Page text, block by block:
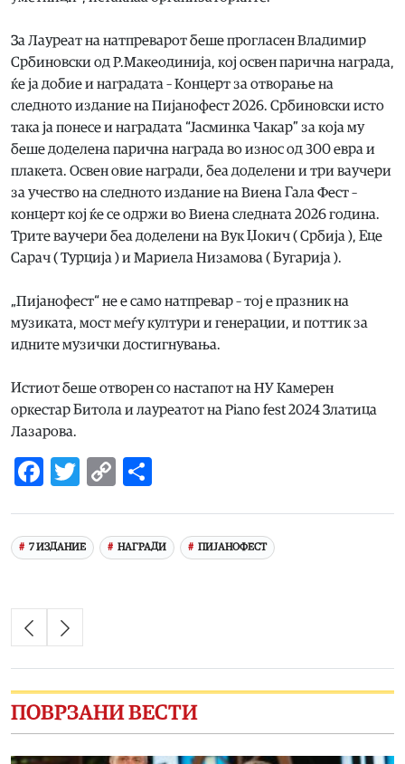
За Лауреат на натпреварот беше прогласен Владимир
Србиновски од Р.Макеодинија, кој освен парична награда,
ќе ја добие и наградата – Концерт за отворање на
следното издание на Пијанофест 2026. Србиновски исто
така ја понесе и наградата “Јасминка Чакар” за која му
беше доделена парична награда во износ од 300 евра и
плакета. Освен овие награди, беа доделени и три ваучери
за учество на следното издание на Виена Гала Фест –
концерт кој ќе се одржи во Виена следната 2026 година.
Трите ваучери беа доделени на Вук Џокич ( Србија ), Еце
Сарач ( Турција ) и Мариела Низамова ( Бугарија ).
„Пијанофест“ не е само натпревар – тој е празник на
музиката, мост меѓу култури и генерации, и поттик за
идните музички достигнувања.
Истиот беше отворен со настапот на НУ Камерен
оркестар Битола и лауреатот на Piano fest 2024 Златица
Лазарова.
Facebook
Twitter
Copy
7 ИЗДАНИЕ НАГРАДИ ПИЈАНОФЕСТ
ПОВРЗАНИ ВЕСТИ